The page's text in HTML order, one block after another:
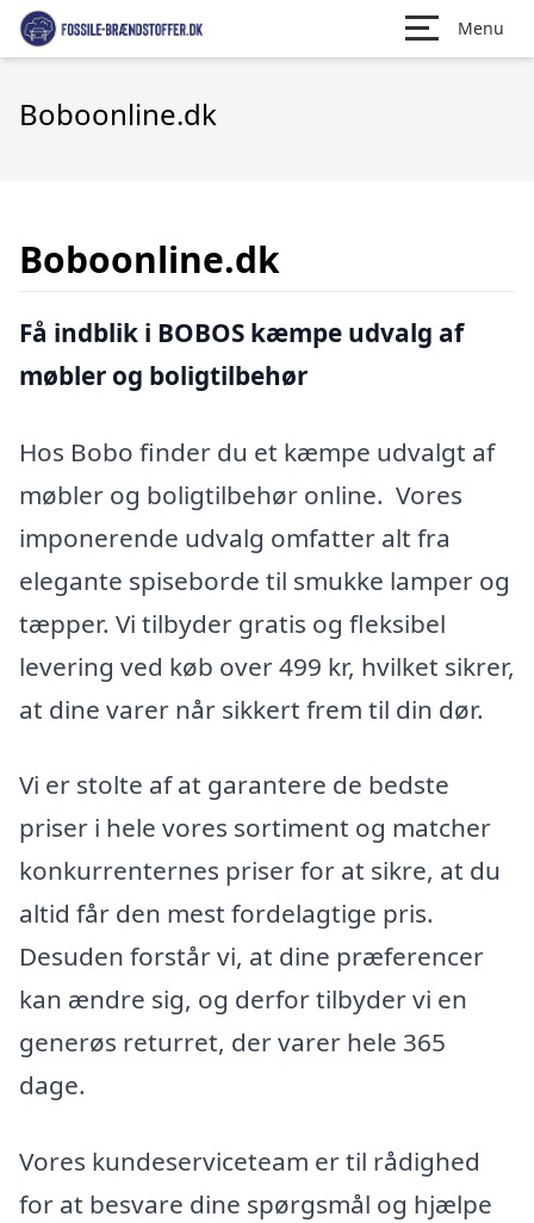
Menu
Boboonline.dk
Boboonline.dk
Få indblik i BOBOS kæmpe udvalg af
møbler og boligtilbehør
Hos Bobo finder du et kæmpe udvalgt af
møbler og boligtilbehør online. Vores
imponerende udvalg omfatter alt fra
elegante spiseborde til smukke lamper og
tæpper. Vi tilbyder gratis og fleksibel
levering ved køb over 499 kr, hvilket sikrer,
at dine varer når sikkert frem til din dør.
Vi er stolte af at garantere de bedste
priser i hele vores sortiment og matcher
konkurrenternes priser for at sikre, at du
altid får den mest fordelagtige pris.
Desuden forstår vi, at dine præferencer
kan ændre sig, og derfor tilbyder vi en
generøs returret, der varer hele 365
dage.
Vores kundeserviceteam er til rådighed
for at besvare dine spørgsmål og hjælpe